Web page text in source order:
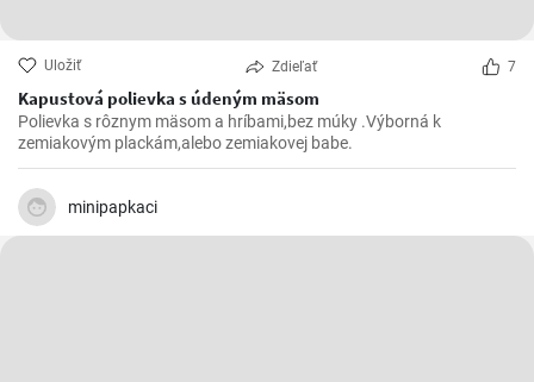
Uložiť Zdieľať 7
Kapustová polievka s údeným mäsom
Polievka s rôznym mäsom a hríbami,bez múky .Výborná k
zemiakovým plackám,alebo zemiakovej babe.
minipapkaci